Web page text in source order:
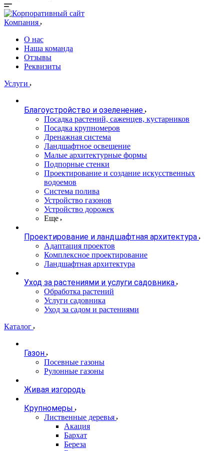
Компания
О нас
Наша команда
Отзывы
Реквизиты
Услуги
Благоустройство и озеленение
Посадка растений, саженцев, кустарников
Посадка крупномеров
Дренажная система
Ландшафтное освещение
Малые архитектурные формы
Подпорные стенки
Проектирование и создание искусственных
водоемов
Система полива
Устройство газонов
Устройство дорожек
Еще
Проектирование и ландшафтная архитектура
Адаптация проектов
Комплексное проектирование
Ландшафтная архитектура
Уход за растениями и услуги садовника
Обработка растений
Услуги садовника
Уход за садом и растениями
Каталог
Газон
Посевные газоны
Рулонные газоны
Живая изгородь
Крупномеры
Лиственные деревья
Акация
Бархат
Береза